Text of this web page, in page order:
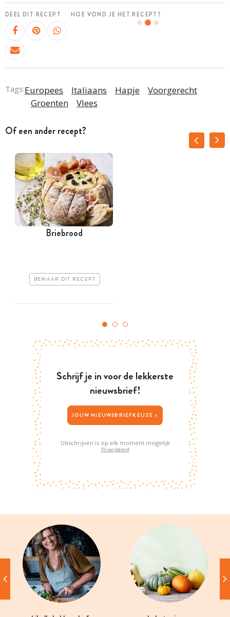
DEEL DIT RECEPT HOE VOND JE HET RECEPT?
Tags:Europees Italiaans Hapje
Voorgerecht
Groenten
Vlees
Of een ander recept?
Briebrood
BEWAAR DIT RECEPT
Schrijf je in voor de lekkerste
nieuwsbrief!
JOUW NIEUWSBRIEFKEUZE >
Uitschrijven is op elk moment mogelijk
Privacybeleid